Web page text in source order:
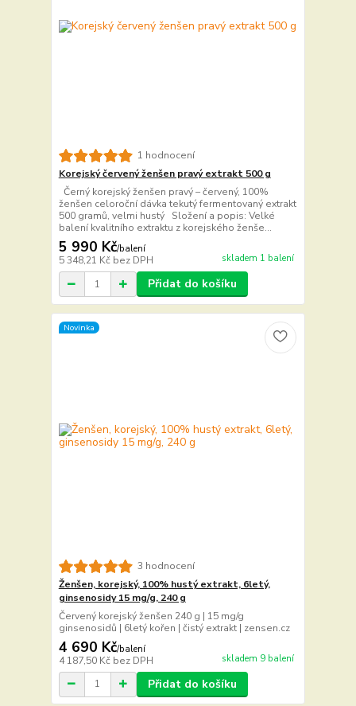
1 hodnocení
Korejský červený ženšen pravý extrakt 500 g
Černý korejský ženšen pravý – červený, 100%
ženšen celoroční dávka tekutý fermentovaný extrakt
500 gramů, velmi hustý Složení a popis: Velké
balení kvalitního extraktu z korejského ženše...
5 990 Kč/balení
5 348,21 Kč bez DPH skladem 1 balení
Přidat do košíku
Novinka
3 hodnocení
Ženšen, korejský, 100% hustý extrakt, 6letý,
ginsenosidy 15 mg/g, 240 g
Červený korejský ženšen 240 g | 15 mg/g
ginsenosidů | 6letý kořen | čistý extrakt | zensen.cz
4 690 Kč/balení
4 187,50 Kč bez DPH skladem 9 balení
Přidat do košíku